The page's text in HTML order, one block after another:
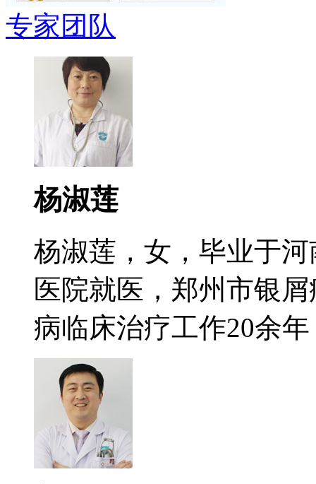
专家团队
杨淑莲
杨淑莲，女，毕业于
医院就医，郑州市银
病临床治疗工作20余